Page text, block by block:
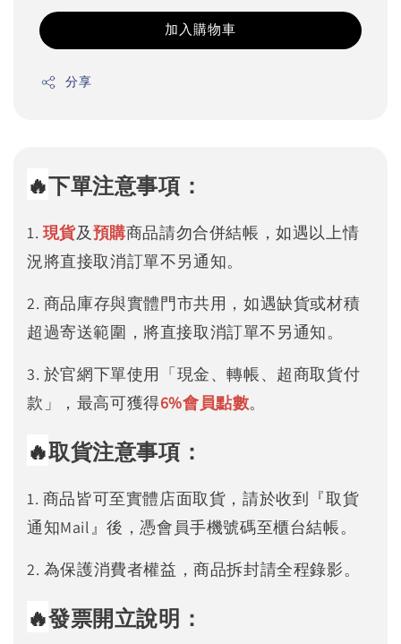
加入購物車
分享
🔥下單注意事項：
1. 現貨及預購商品請勿合併結帳，如遇以上情
況將直接取消訂單不另通知。
2. 商品庫存與實體門市共用，如遇缺貨或材積
超過寄送範圍，將直接取消訂單不另通知。
3. 於官網下單使用「現金、轉帳、超商取貨付
款」，最高可獲得6%會員點數。
🔥取貨注意事項：
1. 商品皆可至實體店面取貨，請於收到『取貨
通知Mail』後，憑會員手機號碼至櫃台結帳。
2. 為保護消費者權益，商品拆封請全程錄影。
🔥發票開立說明：